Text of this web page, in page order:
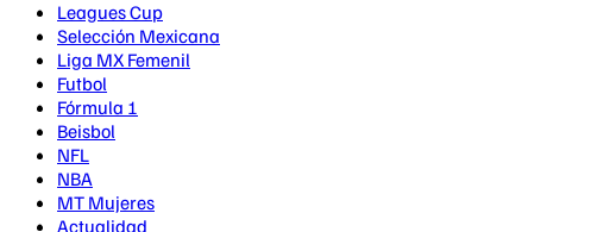
Leagues Cup
Selección Mexicana
Liga MX Femenil
Futbol
Fórmula 1
Beisbol
NFL
NBA
MT Mujeres
Actualidad